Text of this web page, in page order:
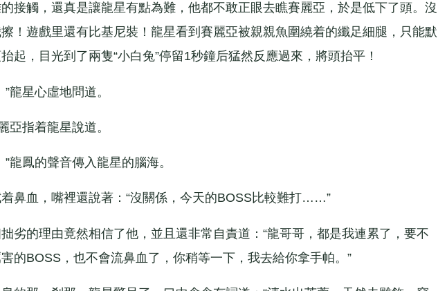
觸，還真是讓龍星有點為難，他都不敢正眼去瞧賽麗亞，於是低下了頭。沒
！遊戲里還有比基尼裝！龍星看到賽麗亞被親親魚圍繞着的纖足細腿，只能默
起，目光到了兩隻“小白兔”停留1秒鐘后猛然反應過來，將頭抬平！
星心虛地問道。
指着龍星說道。
鳳的聲音傳入龍星的腦海。
血，嘴裡還說著：“沒關係，今天的BOSS比較難打……”
的理由竟然相信了他，並且還非常自責道：“龍哥哥，都是我連累了，要不
的BOSS，也不會流鼻血了，你稍等一下，我去給你拿手帕。”